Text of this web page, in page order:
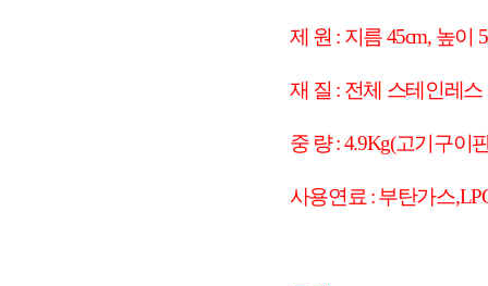
제 원 : 지름 45cm, 높이
재 질 : 전체 스테인레스
중 량 : 4.9Kg(고기구이
사용연료 : 부탄가스